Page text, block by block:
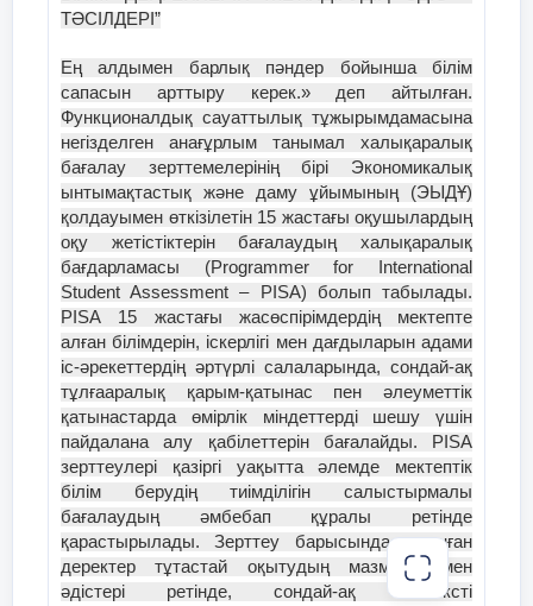
ТӘСІЛДЕРІ”
Ең алдымен барлық пәндер бойынша білім
сапасын арттыру керек.» деп айтылған.
Функционалдық сауаттылық тұжырымдамасына
негізделген анағұрлым танымал халықаралық
бағалау зерттемелерінің бірі Экономикалық
ынтымақтастық және даму ұйымының (ЭЫДҰ)
қолдауымен өткізілетін 15 жастағы оқушылардың
оқу жетістіктерін бағалаудың халықаралық
бағдарламасы (Programmer for International
Student Assessment – РІSА) болып табылады.
РІSА 15 жастағы жасөспірімдердің мектепте
алған білімдерін, іскерлігі мен дағдыларын адами
іс-әрекеттердің әртүрлі салаларында, сондай-ақ
тұлғааралық қарым-қатынас пен әлеуметтік
қатынастарда өмірлік міндеттерді шешу үшін
пайдалана алу қабілеттерін бағалайды. РІSА
зерттеулері қазіргі уақытта әлемде мектептік
білім берудің тиімділігін салыстырмалы
бағалаудың әмбебап құралы ретінде
қарастырылады. Зерттеу барысында алынған
деректер тұтастай оқытудың мазмұны мен
әдістері ретінде, сондай-ақ контексті